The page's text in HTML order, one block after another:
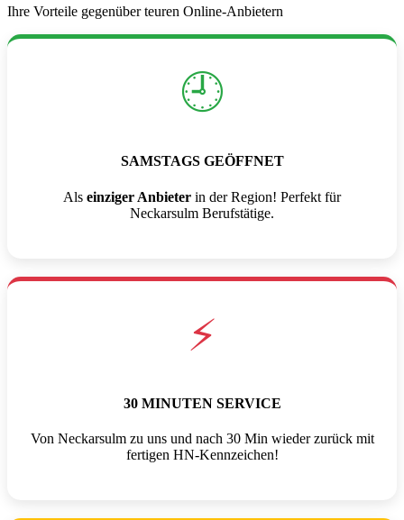
Ihre Vorteile gegenüber teuren Online-Anbietern
🕘
SAMSTAGS GEÖFFNET
Als einziger Anbieter in der Region! Perfekt für
Neckarsulm Berufstätige.
⚡
30 MINUTEN SERVICE
Von Neckarsulm zu uns und nach 30 Min wieder zurück mit
fertigen HN-Kennzeichen!